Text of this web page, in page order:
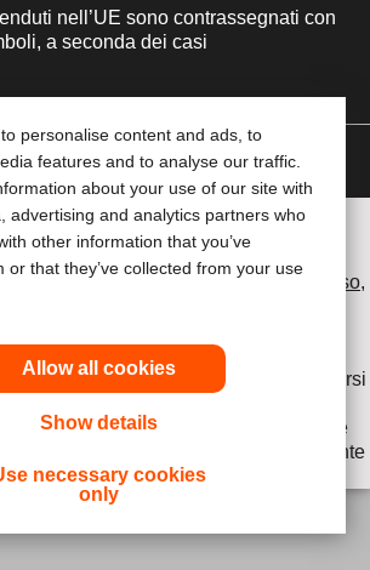
personalise content and ads, to
features and to analyse our traffic.
about your use of our site with
advertising and analytics partners who
other information that you’ve
or that they’ve collected from your use
Allow all cookies
Show details
necessary cookies
only
nell’UE sono contrassegnati con
a seconda dei casi
Politica sulla riservatezza Gestione dei
dei prodotti indicati, leggi per intero le
nel foglietto illustrativo fornito con
include le sezioni Uso previsto,
Avvertenze, Precauzioni d'uso,
d'uso del dispositivo
nel presente documento non
medico, pertanto è opportuno rivolgersi
o ad altro operatore sanitario. Le
non devono essere utilizzate durante le
emergenza, consultare immediatamente